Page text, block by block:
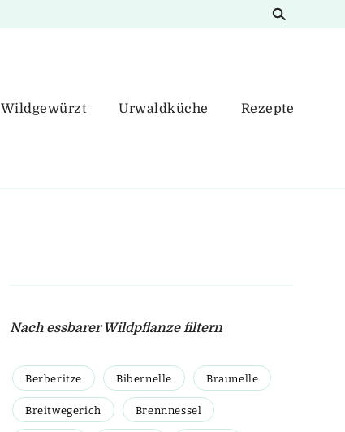
Wildgewürzt Urwaldküche Rezepte
Nach essbarer Wildpflanze filtern
Berberitze Bibernelle Braunelle
Breitwegerich Brennnessel